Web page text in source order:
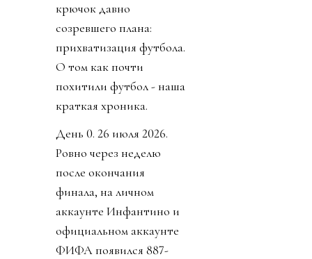
крючок давно
созревшего плана:
прихватизация футбола.
О том как почти
похитили футбол - наша
краткая хроника.
День 0. 26 июля 2026.
Ровно через неделю
после окончания
финала, на личном
аккаунте Инфантино и
официальном аккаунте
ФИФА появился 887-